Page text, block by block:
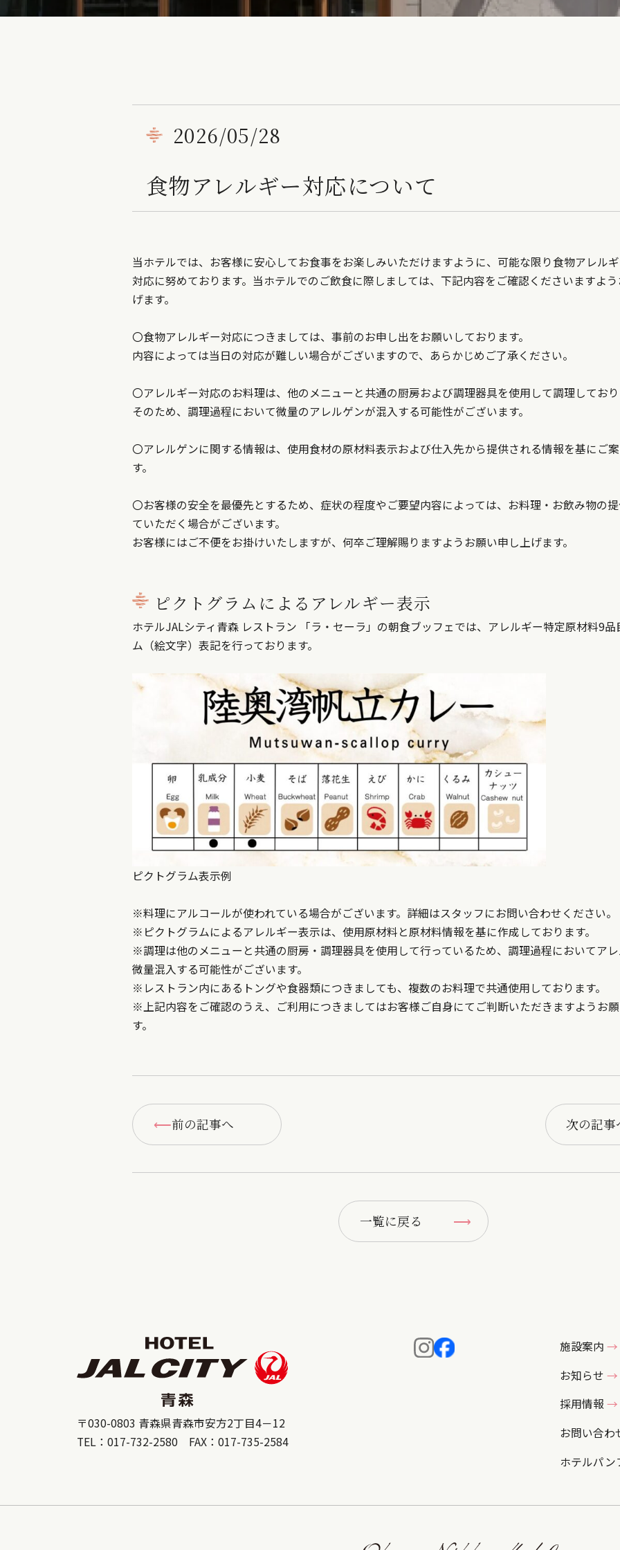
2026/05/28
食物アレルギー対応について
当ホテルでは、お客様に安心してお食事をお楽しみいただけますように、可能な限り食物アレル
対応に努めております。 当ホテルでのご飲食に際しましては、下記内容をご確認くださいますよ
げます。
〇食物アレルギー対応につきましては、事前のお申し出をお願いしております。
内容によっては当日の対応が難しい場合がございますので、あらかじめご了承ください。
〇アレルギー対応のお料理は、他のメニューと共通の厨房および調理器具を使用して調理しており
そのため、調理過程において微量のアレルゲンが混入する可能性がございます。
〇アレルゲンに関する情報は、使用食材の原材料表示および仕入先から提供される情報を基にご
す。
〇お客様の安全を最優先とするため、症状の程度やご要望内容によっては、お料理・お飲み物の
ていただく場合がございます。
お客様にはご不便をお掛けいたしますが、何卒ご理解賜りますようお願い申し上げます。
ピクトグラムによるアレルギー表示
ホテルJALシティ青森 レストラン 「ラ・セーラ」の朝食ブッフェでは、 アレルギー特定原材料9品
ム（絵文字）表記を行っております。
ピクトグラム表示例
※料理にアルコールが使われている場合がございます。詳細はスタッフにお問い合わせください。
※ピクトグラムによるアレルギー表示は、使用原材料と原材料情報を基に作成しております。
※調理は他のメニューと共通の厨房・調理器具を使用して行っているため、調理過程においてア
微量混入する可能性がございます。
※レストラン内にあるトングや食器類につきましても、複数のお料理で共通使用しております。
※上記内容をご確認のうえ、ご利用につきましてはお客様ご自身にてご判断いただきますようお
す。
前の記事へ 次の記事
一覧に戻る
〒030-0803 青森県青森市安方2丁目4－12
TEL：017-732-2580 FAX：017-735-2584
施設案内
お知らせ
採用情報
お問い合わ
ホテルパン